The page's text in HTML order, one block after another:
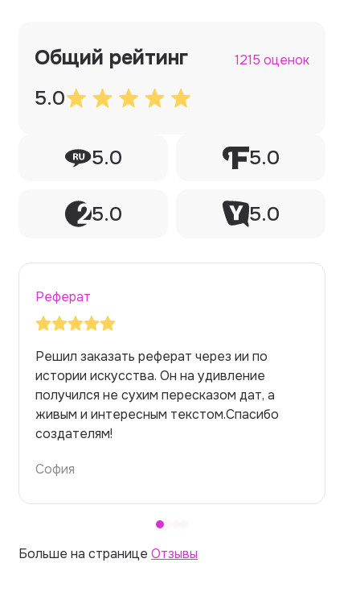
Общий рейтинг 1215 оценок
5.0
5.0 5.0
5.0 5.0
Реферат
Заказывала реферат с помощью нейросети
на медицинскую тему. Ожидала худшего,
но справилась. Термины использовала
правильно. Для быстрого ознакомления с
темой — идеально.
Алина
Больше на странице Отзывы